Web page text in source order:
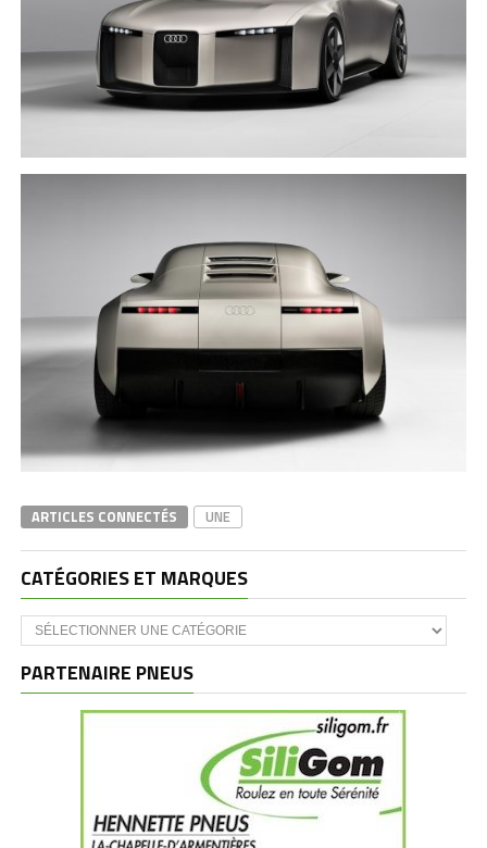
ARTICLES CONNECTÉS UNE
CATÉGORIES ET MARQUES
Catégories
et
PARTENAIRE PNEUS